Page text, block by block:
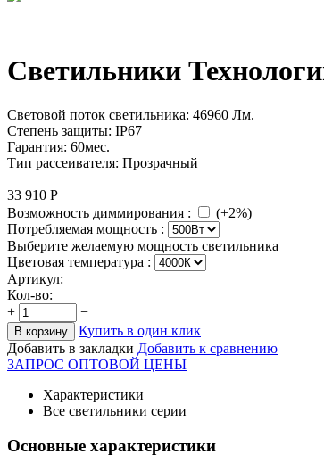
Светильники
Световой поток светильника: 46960 Лм.
Степень защиты: IP67
Гарантия: 60мес.
Тип рассеивателя: Прозрачный
33 910 Р
Возможность диммирования :
(+2%)
Потребляемая мощность :
Выберите желаемую мощность светильника
Цветовая температура :
Артикул:
Кол-во:
+
−
В корзину
Купить в один клик
Добавить в закладки Добавить к сравнению
ЗАПРОС ОПТОВОЙ ЦЕНЫ
Характеристики
Все светильники серии
Основные характеристики